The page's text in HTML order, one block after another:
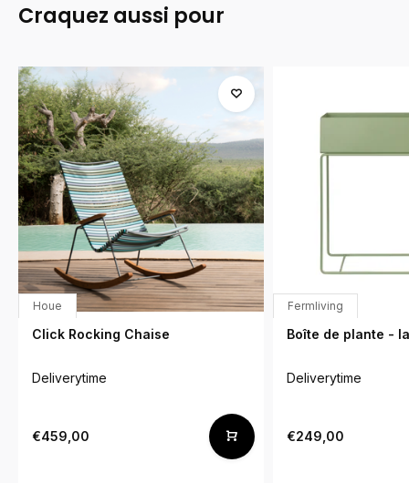
Craquez aussi pour
Houe
Click Rocking Chaise
Deliverytime
€459,00
Fermliving
Boîte de plante -
Deliverytime
€249,00